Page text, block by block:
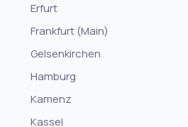
Erfurt
Frankfurt (Main)
Gelsenkirchen
Hamburg
Kamenz
Kassel